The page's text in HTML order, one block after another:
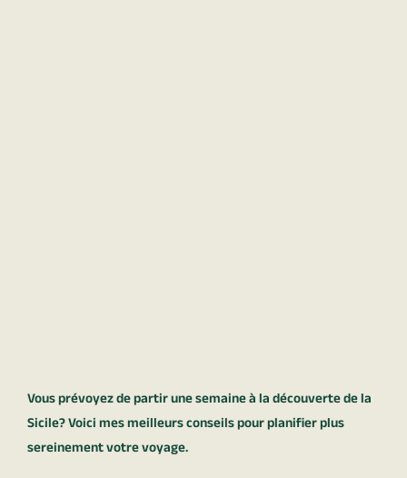
Vous prévoyez de partir une semaine à la découverte de la
Sicile? Voici mes meilleurs conseils pour planifier plus
sereinement votre voyage.